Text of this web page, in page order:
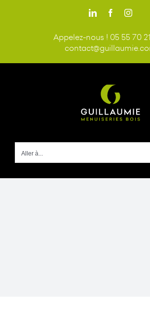
LinkedInFacebook
Appelez-nous ! 05 55 70
Aller à...